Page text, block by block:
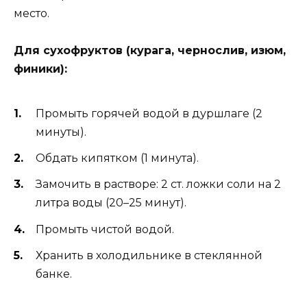
место.
Для сухофруктов (курага, чернослив, изюм,
финики):
Промыть горячей водой в дуршлаге (2
минуты).
Обдать кипятком (1 минута).
Замочить в растворе: 2 ст. ложки соли на 2
литра воды (20–25 минут).
Промыть чистой водой.
Хранить в холодильнике в стеклянной
банке.